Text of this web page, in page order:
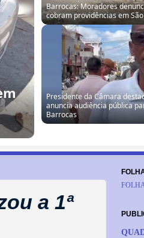
Barrocas: Moradores
cobram providências em
Presidente da Câmara
anuncia audiência pública
Barrocas
a 1ª